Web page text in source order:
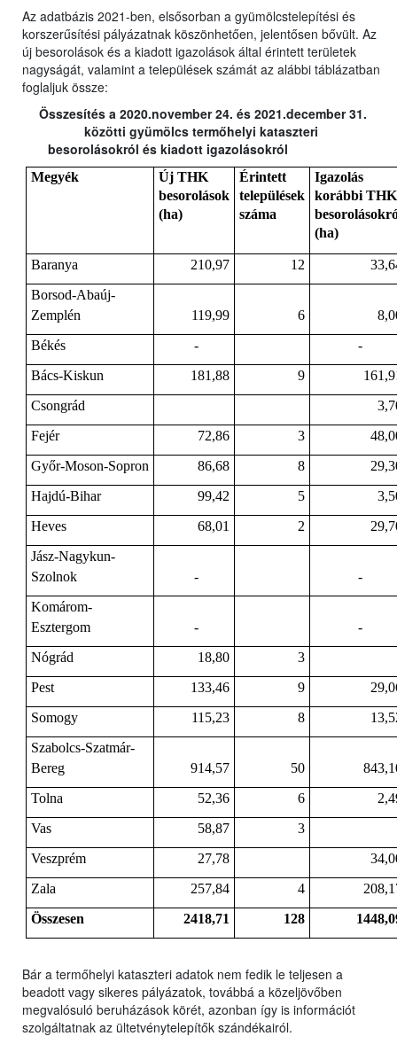
Az adatbázis 2021-ben, elsősorban a gyümölcstelepítési és
korszerűsítési pályázatnak köszönhetően, jelentősen bővült. Az
új besorolások és a kiadott igazolások által érintett területek
nagyságát, valamint a települések számát az alábbi táblázatban
foglaljuk össze:
Összesítés a 2020.november 24. és 2021.december 31.
közötti gyümölcs termőhelyi kataszteri
besorolásokról és kiadott igazolásokról
Megyék
Új THK
besorolások
(ha)
Érintett
települések
száma
Igazolás
korábbi THK
(ha)
Baranya 210,97 12
Borsod-Abaúj-
Zemplén
119,99 6
Békés
-
-
Bács-Kiskun
181,88 9
Csongrád
Fejér
72,86 3
Győr-Moson-Sopron
86,68 8
Hajdú-Bihar
99,42 5
Heves
68,01 2
Jász-Nagykun-
Szolnok
-
-
Komárom-
Esztergom
-
-
Nógrád
18,80
3
Pest
133,46 9
Somogy
115,23 8
Szabolcs-Szatmár-
Bereg
914,57 50
Tolna
52,36 6
Vas
58,87
3
Veszprém
27,78
Zala
257,84 4
Összesen
2418,71 128
Bár a termőhelyi kataszteri adatok nem fedik le teljesen a
beadott vagy sikeres pályázatok, továbbá a közeljövőben
megvalósuló beruházások körét, azonban így is információt
szolgáltatnak az ültetvénytelepítők szándékairól.